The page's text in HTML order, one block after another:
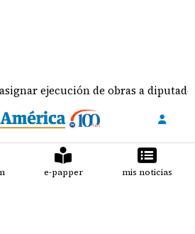
de obras a diputados
e-papper mis noticias